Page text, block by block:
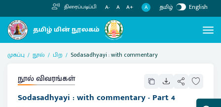
திரைப்படிப்பி A- A A+ A தமிழ் English
முகப்பு நூல் பிற Sodasadhyayi : with commentary
நூல் விவரங்கள்
Sodasadhyayi : with commentary - Part 4